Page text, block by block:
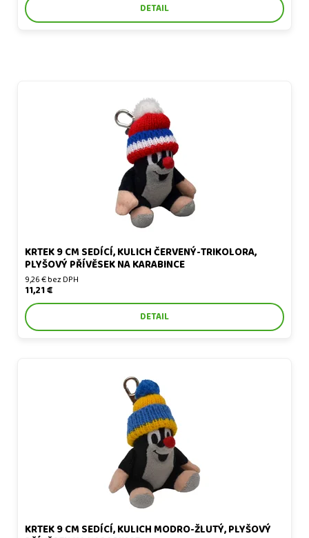
DETAIL
Krtek 9 cm sedící, kulich červený-trikolora, plyšový přívěsek na
KRTEK 9 CM SEDÍCÍ, KULICH ČERVENÝ-TRIKOLORA,
PLYŠOVÝ PŘÍVĚSEK NA KARABINCE
9,26 € bez DPH
11,21 €
DETAIL
Krtek 9 cm sedící, kulich modro-žlutý, plyšový přívěsek na
KRTEK 9 CM SEDÍCÍ, KULICH MODRO-ŽLUTÝ, PLYŠOVÝ